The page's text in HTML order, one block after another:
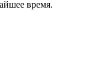
время.